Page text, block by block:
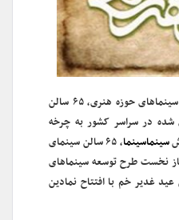
با اتمام فاز نخست طرح توسعه سینماهای حوزه هنری، ۶۵ سالن
شده در سراسر کشور به چرخه
سینماسینما
، ۶۵ سالن سینمای
نخست طرح توسعه سینماهای
غدیر خم با افتتاح نمادین